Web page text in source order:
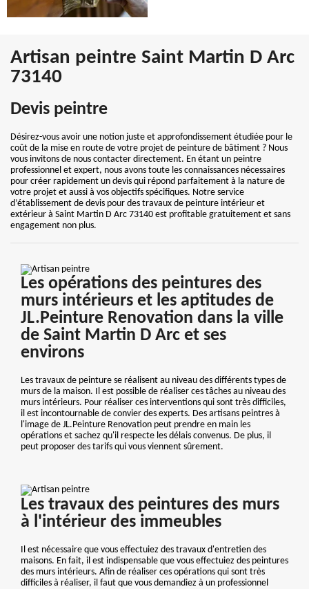
Artisan peintre Saint Martin D Arc
73140
Devis peintre
Désirez-vous avoir une notion juste et approfondissement étudiée pour le
coût de la mise en route de votre projet de peinture de bâtiment ? Nous
vous invitons de nous contacter directement. En étant un peintre
professionnel et expert, nous avons toute les connaissances nécessaires
pour créer rapidement un devis qui répond parfaitement à la nature de
votre projet et aussi à vos objectifs spécifiques. Notre service
d’établissement de devis pour des travaux de peinture intérieur et
extérieur à Saint Martin D Arc 73140 est profitable gratuitement et sans
engagement non plus.
Les opérations des peintures des
murs intérieurs et les aptitudes de
JL.Peinture Renovation dans la ville
de Saint Martin D Arc et ses
environs
Les travaux de peinture se réalisent au niveau des différents types de
murs de la maison. Il est possible de réaliser ces tâches au niveau des
murs intérieurs. Pour réaliser ces interventions qui sont très difficiles,
il est incontournable de convier des experts. Des artisans peintres à
l'image de JL.Peinture Renovation peut prendre en main les
opérations et sachez qu'il respecte les délais convenus. De plus, il
peut proposer des tarifs qui vous viennent sûrement.
Les travaux des peintures des murs
à l'intérieur des immeubles
Il est nécessaire que vous effectuiez des travaux d'entretien des
maisons. En fait, il est indispensable que vous effectuiez des peintures
des murs intérieurs. Afin de réaliser ces opérations qui sont très
difficiles à réaliser, il faut que vous demandiez à un professionnel